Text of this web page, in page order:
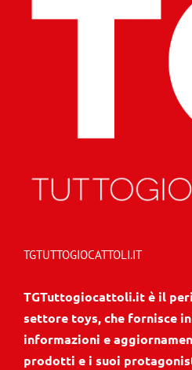
TGTUTTOGIOCATTOLI.IT
TGTuttogiocattoli.it è il
settore toys, che fornisce
informazioni e
prodotti e i suoi